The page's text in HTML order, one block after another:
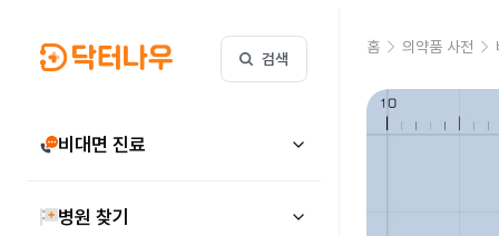
검색
비대면 진료
병원 찾기
홈 의약품 사전